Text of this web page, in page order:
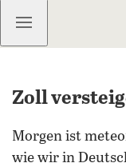
Kostenlos
Zoll
Morgen ist
wie wir in